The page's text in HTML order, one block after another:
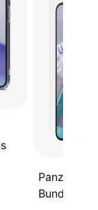
Bundle